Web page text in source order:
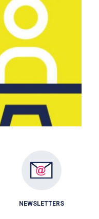
NEWSLETTERS